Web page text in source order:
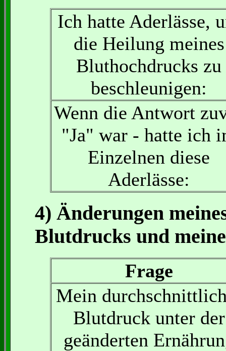
Ich hatte Aderlässe,
die Heilung meines
Bluthochdrucks zu
beschleunigen:
Wenn die Antwort
"Ja" war - hatte ich
Einzelnen diese
Aderlässe:
4) Änderungen
Blutdrucks und
Frage
Mein
Blutdruck unter der
geänderten